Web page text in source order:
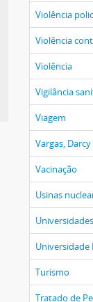
Violência
Violência
Violência
Vigilância
Viagem
Vargas,
Vacinação
Usinas
Universidade
Turismo
Tratado de